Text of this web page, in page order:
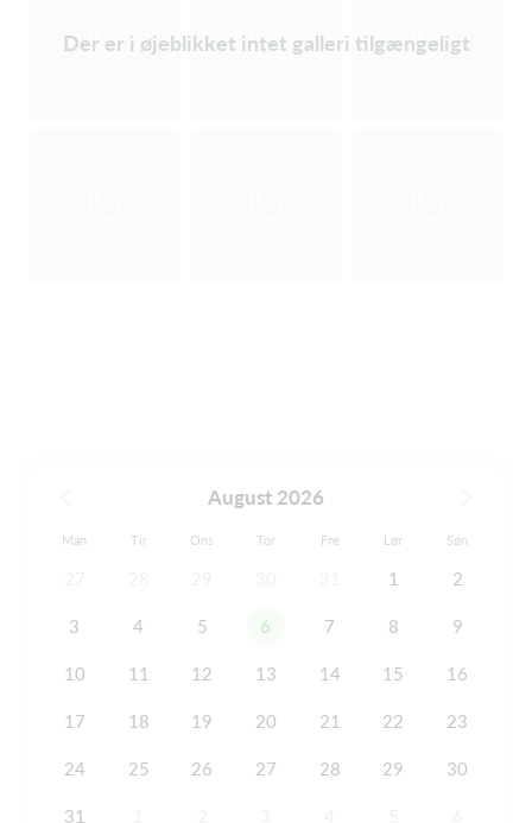
Der er i øjeblikket intet galleri tilgængeligt
August 2026
Man Tir Ons Tor Fre Lør Søn
1 2
3 4 5 6 7 8 9
10 11 12 13 14 15 16
17 18 19 20 21 22 23
24 25 26 27 28 29 30
31